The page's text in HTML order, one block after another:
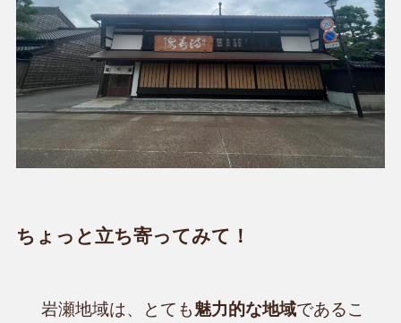
ちょっと立ち寄ってみて！
岩瀬地域は、とても魅力的な地域であるこ